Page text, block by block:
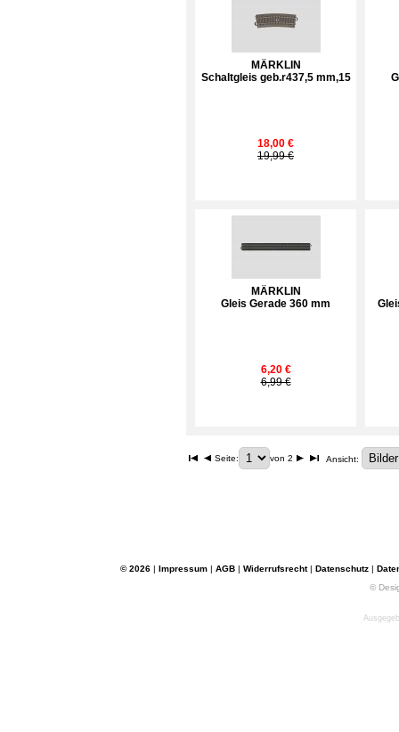
MÄRKLIN
Schaltgleis geb.r437,5 mm,15
18,00 €
19,99 €
MÄRKLIN
Gleis Gerade 360 mm
6,20 €
6,99 €
Seite: von 2 Ansicht:
© 2026 | Impressum | AGB | Widerrufsrecht| Datenschutz |
©